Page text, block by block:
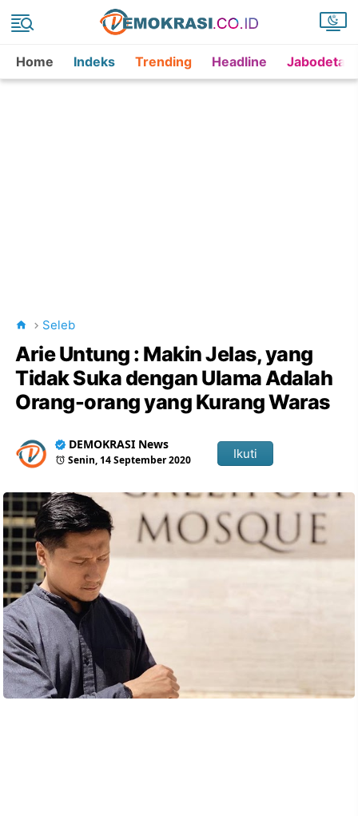
Home Indeks Trending Headline
Seleb
Arie Untung : Makin Jelas, yang
Tidak Suka dengan Ulama Adalah
Orang-orang yang Kurang Waras
DEMOKRASI News
Senin, 14 September 2020 Ikuti